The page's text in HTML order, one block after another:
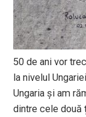
50 de ani vor
la nivelul
Ungaria și am
dintre cele două